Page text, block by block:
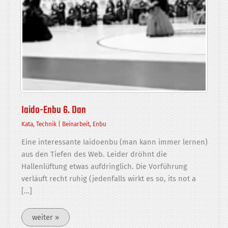
Iaido-Enbu 6. Dan
Kata,Technik|Beinarbeit,Enbu
Eine interessante Iaidoenbu (man kann immer lernen)
aus den Tiefen des Web. Leider dröhnt die
Hallenlüftung etwas auf­dring­lich. Die Vorführung
verläuft recht ruhig (jedenfalls wirkt es so, its not a
[…]
Iaido-
Enbu
weiter »